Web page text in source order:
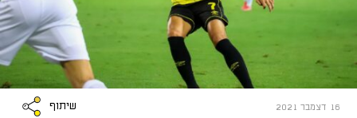
16 דצמבר 2021 שיתוף